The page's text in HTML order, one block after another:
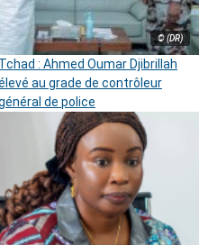
© (DR)
Tchad : Ahmed Oumar Djibrillah
au grade de contrôleur
de police